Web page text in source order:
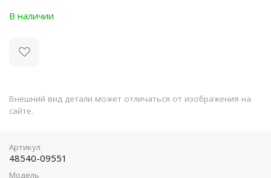
В наличии
Внешний вид детали может отличаться от изображения на
сайте.
Артикул
48540-09551
Модель